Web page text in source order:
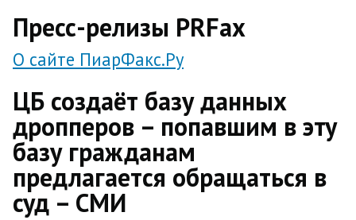
Пресс-релизы PRFax
О сайте ПиарФакс.Ру
ЦБ создаёт базу данных
дропперов – попавшим в эту
базу гражданам
предлагается обращаться в
суд – СМИ